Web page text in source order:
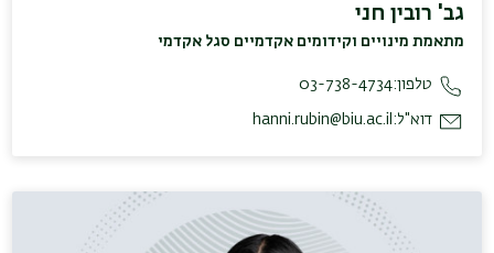
גב' רובין חני
מתאמת מינויים וקידומים אקדמיים סגל אקדמי
טלפון:03-738-4734
דוא"ל: hanni.rubin@biu.ac.il